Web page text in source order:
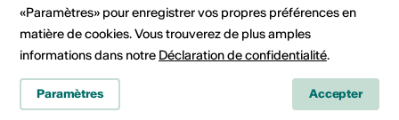
Avenue de la Plantaud 122, 1870 Monthey
«Paramètres» pour enregistrer vos propres préférences en
matière de cookies. Vous trouverez de plus amples
informations dans notre Déclaration de confidentialité.
Paramètres Accepter